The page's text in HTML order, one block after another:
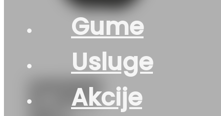
Gume
Usluge
Akcije
G205/55R16
91T SPEED-